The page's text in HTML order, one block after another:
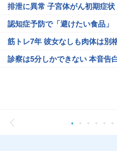
排泄に異常 子宮体がん初期症状
認知症予防で「避けたい食品」
筋トレ7年 彼女なしも肉体は別
診察は5分しかできない 本音告